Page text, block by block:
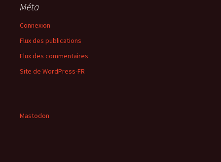
Méta
Connexion
Flux des publications
Flux des commentaires
Site de WordPress-FR
Mastodon